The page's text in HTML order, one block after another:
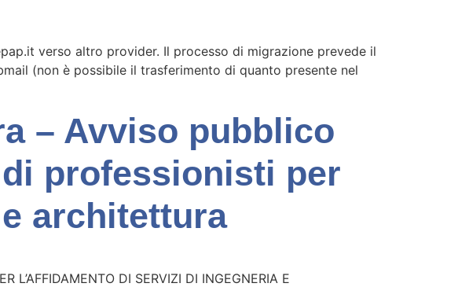
verso altro provider. Il processo di migrazione prevede il
(non è possibile il trasferimento di quanto presente nel
– Avviso pubblico
professionisti per
architettura
L’AFFIDAMENTO DI SERVIZI DI INGEGNERIA E